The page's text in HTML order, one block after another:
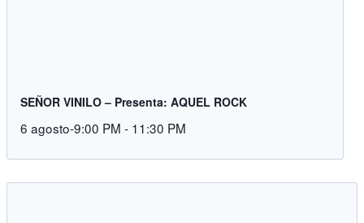
SEÑOR VINILO – Presenta: AQUEL ROCK
6 agosto-9:00 PM - 11:30 PM